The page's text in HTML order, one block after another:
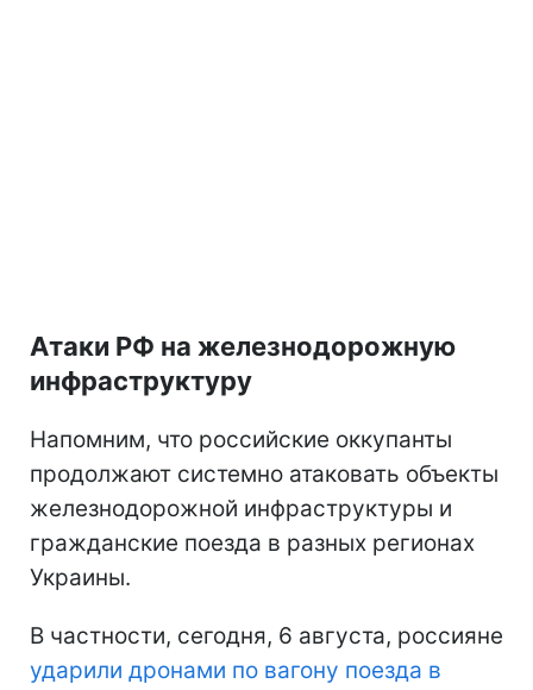
Атаки РФ на железнодорожную
инфраструктуру
Напомним, что российские оккупанты
продолжают системно атаковать объекты
железнодорожной инфраструктуры и
гражданские поезда в разных регионах
Украины.
В частности, сегодня, 6 августа, россияне
ударили дронами по вагону поезда в